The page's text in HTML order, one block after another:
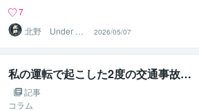
7
北野 Under Shi
eld代表
2026/05/07
私の運転で起こした2度の交通事故…
記事
コラム